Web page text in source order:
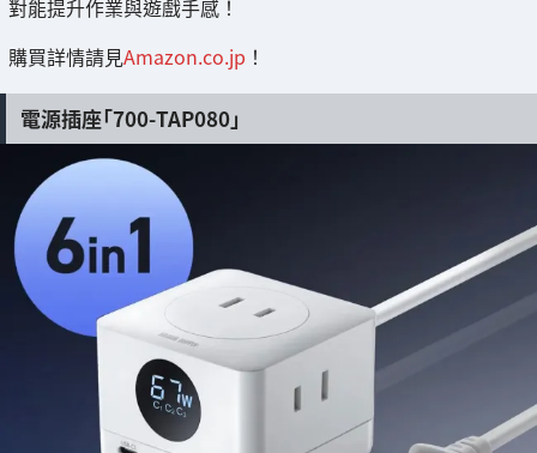
對能提升作業與遊戲手感！
購買詳情請見Amazon.co.jp ！
電源插座「700-TAP080」